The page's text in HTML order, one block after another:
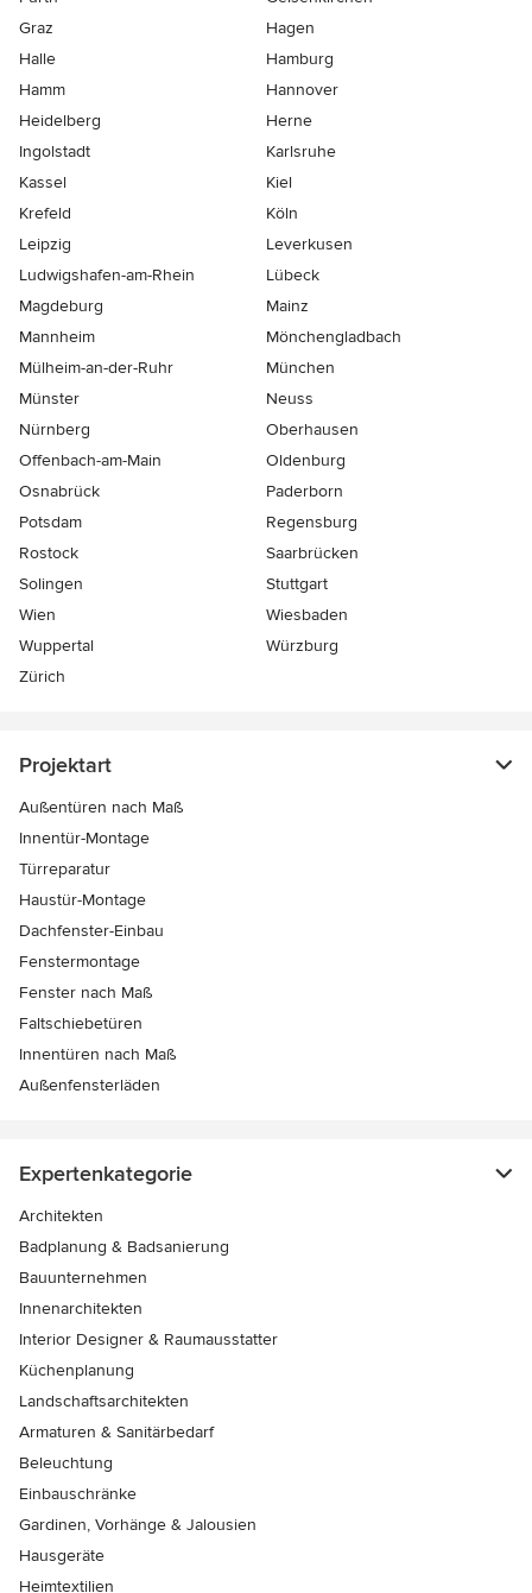
Graz
Hagen
Halle
Hamburg
Hamm
Hannover
Heidelberg
Herne
Ingolstadt
Karlsruhe
Kassel
Kiel
Krefeld
Köln
Leipzig
Leverkusen
Ludwigshafen-am-Rhein
Lübeck
Magdeburg
Mainz
Mannheim
Mönchen­gladbach
Mülheim-an-der-Ruhr
München
Münster
Neuss
Nürnberg
Oberhausen
Offenbach-am-Main
Oldenburg
Osnabrück
Paderborn
Potsdam
Regensburg
Rostock
Saarbrücken
Solingen
Stuttgart
Wien
Wiesbaden
Wuppertal
Würzburg
Zürich
Projektart
Außentüren nach Maß
Innentür-Montage
Türreparatur
Haustür-Montage
Dachfenster-Einbau
Fenstermontage
Fenster nach Maß
Faltschiebetüren
Innentüren nach Maß
Außenfensterläden
Expertenkategorie
Architekten
Badplanung & Badsanierung
Bauunternehmen
Innenarchitekten
Interior Designer & Raumausstatter
Küchenplanung
Landschaftsarchitekten
Armaturen & Sanitärbedarf
Beleuchtung
Einbauschränke
Gardinen, Vorhänge & Jalousien
Hausgeräte
Heimtextilien